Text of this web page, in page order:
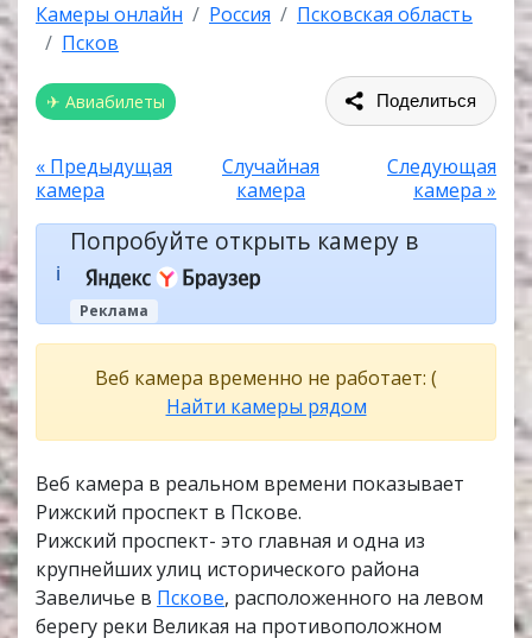
Камеры онлайн Россия
Псковская область
Псков
✈ Авиабилеты Поделиться
« Предыдущая
камера
Случайная
камера
Следующая
камера »
ℹ️
Попробуйте открыть камеру в
Реклама
Веб камера временно не работает: (
Найти камеры рядом
Веб камера в реальном времени показывает
Рижский проспект в Пскове.
Рижский проспект- это главная и одна из
крупнейших улиц исторического района
Завеличье в Пскове, расположенного на левом
берегу реки Великая на противоположном